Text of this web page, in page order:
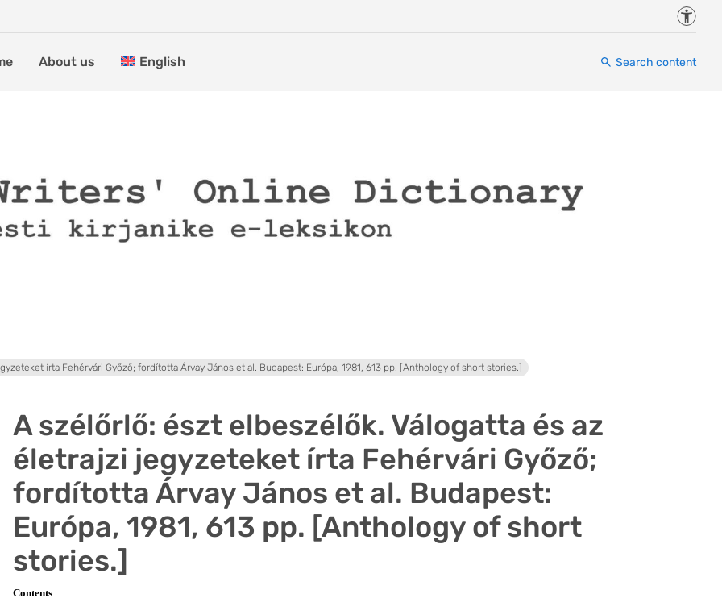
About us English Search content
írta Fehérvári Győző; fordította Árvay János et al. Budapest: Európa, 1981, 613 pp. [Anthology of short stories.]
A szélőrlő: észt elbeszélők. Válogatta és az
életrajzi jegyzeteket írta Fehérvári Győző;
fordította Árvay János et al. Budapest:
Európa, 1981, 613 pp. [Anthology of short
stories.]
Contents: